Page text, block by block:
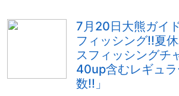
7月20日大熊ガイ
フィッシング!!夏
スフィッシングチ
40up含むレギュ
数!!」